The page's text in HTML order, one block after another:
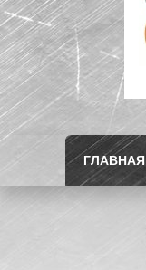
ГЛАВНАЯ